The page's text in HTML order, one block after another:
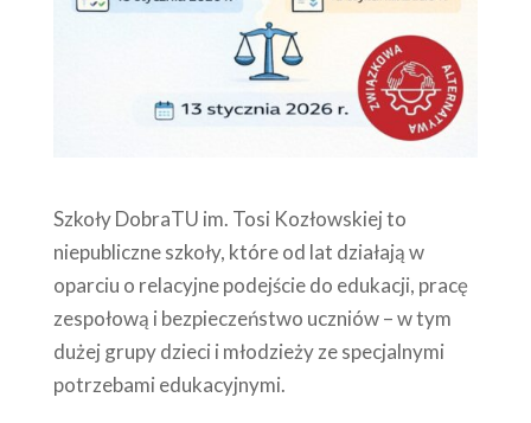
Szkoły DobraTU im. Tosi Kozłowskiej to
niepubliczne szkoły, które od lat działają w
oparciu o relacyjne podejście do edukacji, pracę
zespołową i bezpieczeństwo uczniów – w tym
dużej grupy dzieci i młodzieży ze specjalnymi
potrzebami edukacyjnymi.